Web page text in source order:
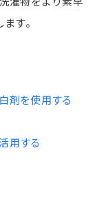
す。
剤を使用する
用する